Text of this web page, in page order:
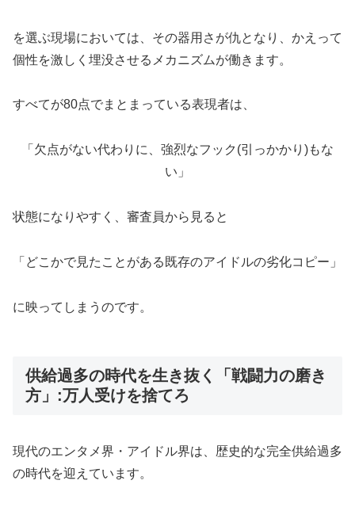
を選ぶ現場においては、その器用さが仇となり、かえって
個性を激しく埋没させるメカニズムが働きます。
すべてが80点でまとまっている表現者は、
「欠点がない代わりに、強烈なフック(引っかかり)もな
い」
状態になりやすく、審査員から見ると
「どこかで見たことがある既存のアイドルの劣化コピー」
に映ってしまうのです。
供給過多の時代を生き抜く「戦闘力の磨き
方」:万人受けを捨てろ
現代のエンタメ界・アイドル界は、歴史的な完全供給過多
の時代を迎えています。